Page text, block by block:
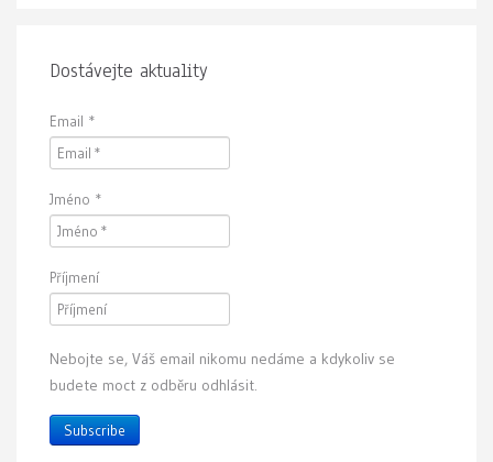
Dostávejte aktuality
Email *
Jméno *
Příjmení
Nebojte se, Váš email nikomu nedáme a kdykoliv se
budete moct z odběru odhlásit.
Subscribe